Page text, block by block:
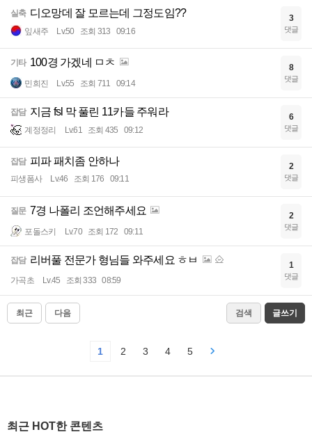
실축 디오망데 잘 모르는데 그정도임??
잎새주 Lv.50 조회 313 09:16
3
댓글
기타 100경 가겠네 ㅁㅊ
민희진 Lv.55 조회 711 09:14
8
댓글
잡담 지금 fsl 막 풀린 11카들 주워라
계정정리 Lv.61 조회 435 09:12
6
댓글
잡담 피파 패치좀 안하나
피생폼사 Lv.46 조회 176 09:11
2
댓글
질문 7경 나폴리 조언해주세요
포돌스키 Lv.70 조회 172 09:11
2
댓글
잡담 리버풀 전문가 형님들 와주세요 ㅎㅂ
가곡초 Lv.45 조회 333 08:59
1
댓글
최근 다음 검색 글쓰기
1 2 3 4 5
최근 HOT한 콘텐츠